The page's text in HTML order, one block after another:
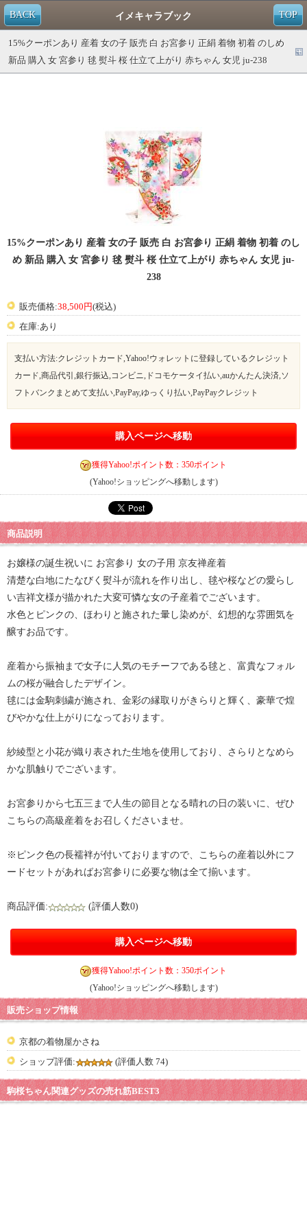
TOP
BACK イメキャラブック
15%クーポンあり 産着 女の子 販売 白 お宮参り 正絹 着物 初着 のしめ
新品 購入 女 宮参り 毬 熨斗 桜 仕立て上がり 赤ちゃん 女児 ju-238
15%クーポンあり 産着 女の子 販売 白 お宮参り 正絹 着物 初着 のし
め 新品 購入 女 宮参り 毬 熨斗 桜 仕立て上がり 赤ちゃん 女児 ju-
238
販売価格:38,500円(税込)
在庫:あり
支払い方法:クレジットカード,Yahoo!ウォレットに登録しているクレジット
カード,商品代引,銀行振込,コンビニ,ドコモケータイ払い,auかんたん決済,ソ
フトバンクまとめて支払い,PayPay,ゆっくり払い,PayPayクレジット
購入ページへ移動
獲得Yahoo!ポイント数：350ポイント
(Yahoo!ショッピングへ移動します)
商品説明
お嬢様の誕生祝いに お宮参り 女の子用 京友禅産着
清楚な白地にたなびく熨斗が流れを作り出し、毬や桜などの愛らし
い吉祥文様が描かれた大変可憐な女の子産着でございます。
水色とピンクの、ほわりと施された暈し染めが、幻想的な雰囲気を
醸すお品です。
産着から振袖まで女子に人気のモチーフである毬と、富貴なフォル
ムの桜が融合したデザイン。
毬には金駒刺繍が施され、金彩の縁取りがきらりと輝く、豪華で煌
びやかな仕上がりになっております。
紗綾型と小花が織り表された生地を使用しており、さらりとなめら
かな肌触りでございます。
お宮参りから七五三まで人生の節目となる晴れの日の装いに、ぜひ
こちらの高級産着をお召しくださいませ。
※ピンク色の長襦袢が付いておりますので、こちらの産着以外にフ
ードセットがあればお宮参りに必要な物は全て揃います。
商品評価: (評価人数0)
購入ページへ移動
獲得Yahoo!ポイント数：350ポイント
(Yahoo!ショッピングへ移動します)
販売ショップ情報
京都の着物屋かさね
ショップ評価:
(評価人数 74)
駒桜ちゃん関連グッズの売れ筋BEST3